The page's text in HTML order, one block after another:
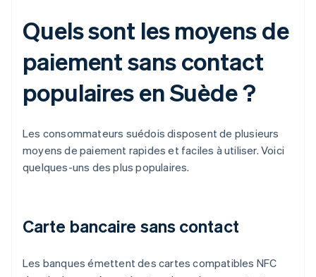
Quels sont les moyens de
paiement sans contact
populaires en Suède ?
Les consommateurs suédois disposent de plusieurs
moyens de paiement rapides et faciles à utiliser. Voici
quelques-uns des plus populaires.
Carte bancaire sans contact
Les banques émettent des cartes compatibles NFC